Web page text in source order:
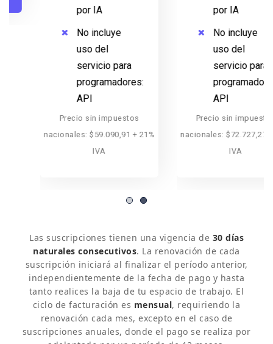
No incluye
uso del
servicio para
programadores:
Precio sin impuestos
nacionales: $59.090,91 + 21%
No incluye
uso del
servicio para
programadores:
Precio sin impuestos
nacionales: $72.727,27 + 21%
Las suscripciones tienen una vigencia de 30 días
naturales consecutivos. La renovación de cada
suscripción iniciará al finalizar el período anterior,
independientemente de la fecha de pago y hasta
tanto realices la baja de tu espacio de trabajo. El
ciclo de facturación es mensual, requiriendo la
renovación cada mes, excepto en el caso de
suscripciones anuales, donde el pago se realiza por